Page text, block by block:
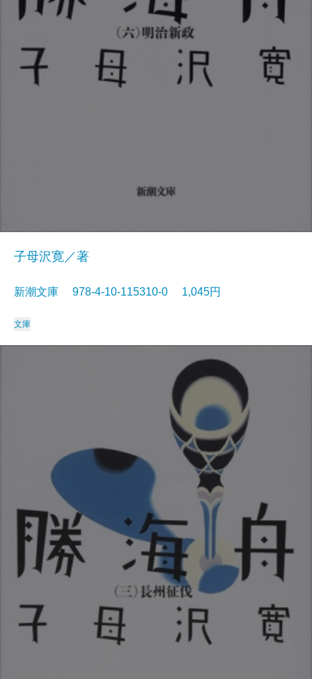
子母沢寛／著
新潮文庫 978-4-10-115310-0 1,045円
文庫